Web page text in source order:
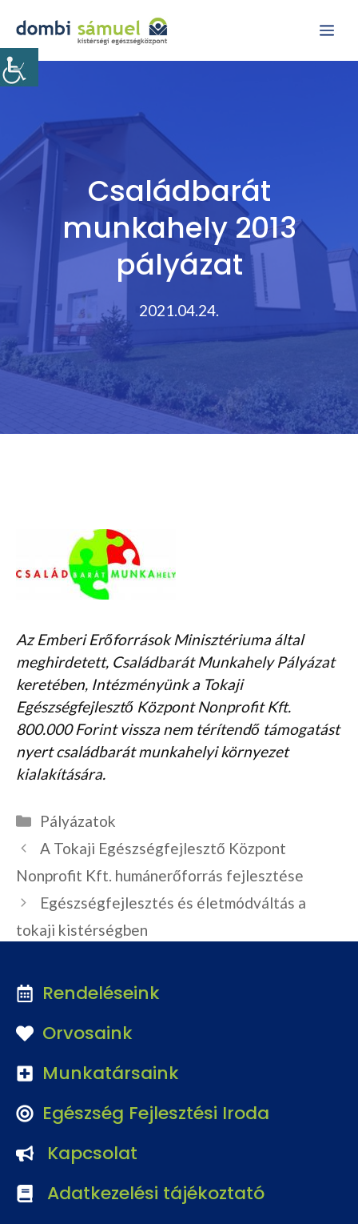
tartalomba
Családbarát
munkahely 2013
pályázat
2021.04.24.
Az Emberi Erőforrások Minisztériuma által
meghirdetett, Családbarát Munkahely Pályázat
keretében, Intézményünk a Tokaji
Egészségfejlesztő Központ Nonprofit Kft.
800.000 Forint vissza nem térítendő támogatást
nyert családbarát munkahelyi környezet
kialakítására.
Kategória
Pályázatok
A Tokaji Egészségfejlesztő Központ
Nonprofit Kft. humánerőforrás fejlesztése
Egészségfejlesztés és életmódváltás a
tokaji kistérségben
Rendeléseink
Orvosaink
Munkatársaink
Egészség Fejlesztési Iroda
Kapcsolat
Adatkezelési tájékoztató